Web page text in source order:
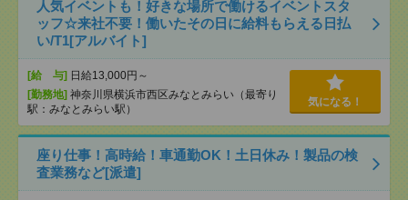
人気イベントも！好きな場所で働けるイベントスタ
ッフ☆来社不要！働いたその日に給料もらえる日払
い/T1[アルバイト]
[給 与] 日給13,000円～
[勤務地] 神奈川県横浜市西区みなとみらい（最寄り
駅：みなとみらい駅）
気になる！
座り仕事！高時給！車通勤OK！土日休み！製品の検
査業務など[派遣]